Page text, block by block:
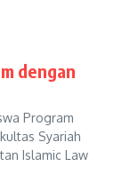
dengan
Program
Syariah
Islamic Law